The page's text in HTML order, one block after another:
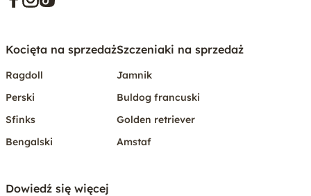
Kocięta na sprzedaż
Ragdoll
Perski
Sfinks
Bengalski
Szczeniaki na sprzedaż
Jamnik
Buldog francuski
Golden retriever
Amstaf
Dowiedź się więcej